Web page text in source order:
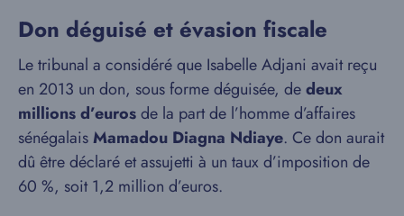
Don déguisé et évasion fiscale
Le tribunal a considéré que Isabelle Adjani avait reçu
en 2013 un don, sous forme déguisée, dedeux
millions d’eurosde la part de l’homme d’affaires
sénégalaisMamadou Diagna Ndiaye. Ce don aurait
dû être déclaré et assujetti à un taux d’imposition de
60 %, soit 1,2 million d’euros.